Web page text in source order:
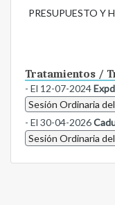
PRESUPUESTO Y
Tratamientos /
- El 12-07-2024
Sesión Ordinaria
- El 30-04-2026
Sesión Ordinaria